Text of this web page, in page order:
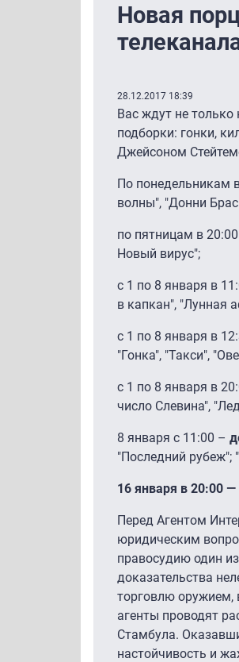
Новая
28.12.2017 18:39
Вас ждут не
подборки: гонки,
Джейсоном
По понедельникам
волны", "Донни
по пятницам в
Новый вирус";
с 1 по 8 января в
в капкан", "Лунная
с 1 по 8 января в
"Гонка", "Такси",
с 1 по 8 января в
число Слевина",
8 января с 11:00 –
"Последний рубеж";
16 января в 20:00
Перед Агентом
юридическим
правосудию один
доказательства
торговлю оружием,
агенты проводят
Стамбула.
настойчивость и